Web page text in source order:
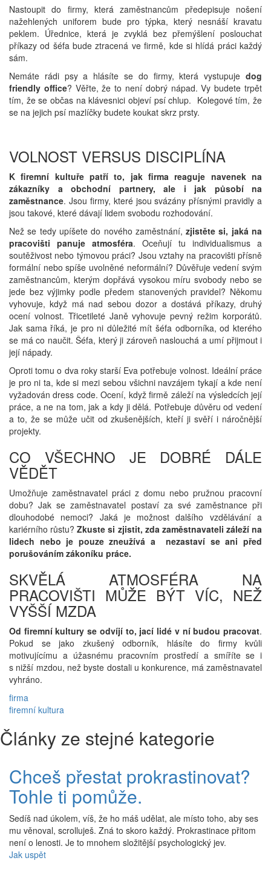
Nastoupit do firmy, která zaměstnancům předepisuje nošení
nažehlených uniforem bude pro týpka, který nesnáší kravatu
peklem. Úřednice, která je zvyklá bez přemýšlení poslouchat
příkazy od šéfa bude ztracená ve firmě, kde si hlídá práci každý
sám.
Nemáte rádi psy a hlásíte se do firmy, která vystupuje dog
friendly office? Věřte, že to není dobrý nápad. Vy budete trpět
tím, že se občas na klávesnici objeví psí chlup. Kolegové tím, že
se na jejich psí mazlíčky budete koukat skrz prsty.
VOLNOST VERSUS DISCIPLÍNA
K firemní kultuře patří to, jak firma reaguje navenek na
zákazníky a obchodní partnery, ale i jak působí na
zaměstnance. Jsou firmy, které jsou svázány přísnými pravidly a
jsou takové, které dávají lidem svobodu rozhodování.
Než se tedy upíšete do nového zaměstnání,zjistěte si, jaká na
pracovišti panuje atmosféra. Oceňují tu individualismus a
soutěživost nebo týmovou práci? Jsou vztahy na pracovišti přísně
formální nebo spíše uvolněné neformální? Důvěřuje vedení svým
zaměstnancům, kterým dopřává vysokou míru svobody nebo se
jede bez výjimky podle předem stanovených pravidel? Někomu
vyhovuje, když má nad sebou dozor a dostává příkazy, druhý
ocení volnost. Třicetileté Janě vyhovuje pevný režim korporátů.
Jak sama říká, je pro ni důležité mít šéfa odborníka, od kterého
se má co naučit. Šéfa, který ji zároveň naslouchá a umí přijmout i
její nápady.
Oproti tomu o dva roky starší Eva potřebuje volnost. Ideální práce
je pro ni ta, kde si mezi sebou všichni navzájem tykají a kde není
vyžadován dress code. Ocení, když firmě záleží na výsledcích její
práce, a ne na tom, jak a kdy ji dělá. Potřebuje důvěru od vedení
a to, že se může učit od zkušenějších, kteří ji svěří i náročnější
projekty.
CO VŠECHNO JE DOBRÉ DÁLE
VĚDĚT
Umožňuje zaměstnavatel práci z domu nebo pružnou pracovní
dobu? Jak se zaměstnavatel postaví za své zaměstnance při
dlouhodobé nemoci? Jaká je možnost dalšího vzdělávání a
kariérního růstu?Zkuste si zjistit, zda zaměstnavateli záleží na
lidech nebo je pouze zneužívá a nezastaví se ani před
porušováním zákoníku práce.
SKVĚLÁ ATMOSFÉRA NA
PRACOVIŠTI MŮŽE BÝT VÍC, NEŽ
VYŠŠÍ MZDA
Od firemní kultury se odvíjí to, jací lidé v ní budou pracovat.
Pokud se jako zkušený odborník, hlásíte do firmy kvůli
motivujícímu a úžasnému pracovním prostředí a smíříte se i
s nižší mzdou, než byste dostali u konkurence, má zaměstnavatel
vyhráno.
firma
firemní kultura
Články ze stejné kategorie
Chceš přestat prokrastinovat?
Tohle ti pomůže.
Sedíš nad úkolem, víš, že ho máš udělat, ale místo toho, aby ses
mu věnoval, scrolluješ. Zná to skoro každý. Prokrastinace přitom
není o lenosti. Je to mnohem složitější psychologický jev.
Jak uspět